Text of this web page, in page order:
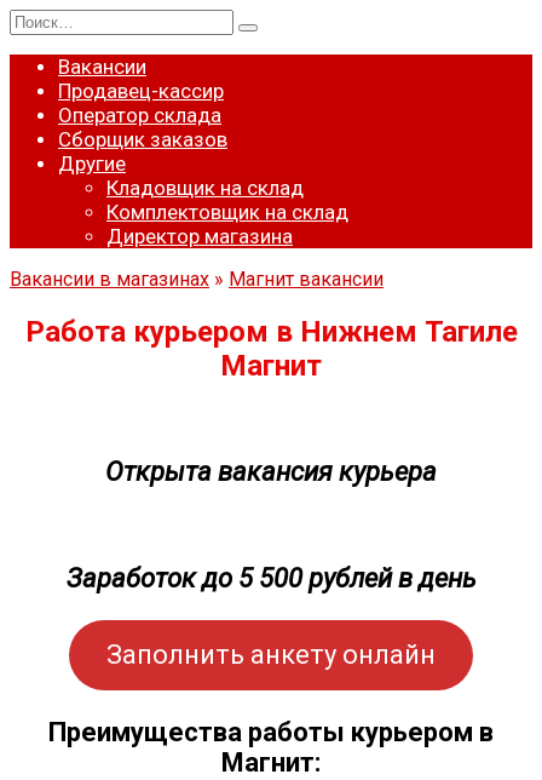
Перейти
к
содержанию
Search
for:
Вакансии
Продавец-кассир
Оператор склада
Сборщик заказов
Другие
Кладовщик на склад
Комплектовщик на склад
Директор магазина
Вакансии в магазинах » Магнит вакансии
Работа курьером в Нижнем Тагиле
Магнит
Открыта вакансия курьера
Заработок до 5 500 рублей в день
Заполнить анкету онлайн
Преимущества работы курьером в
Магнит: